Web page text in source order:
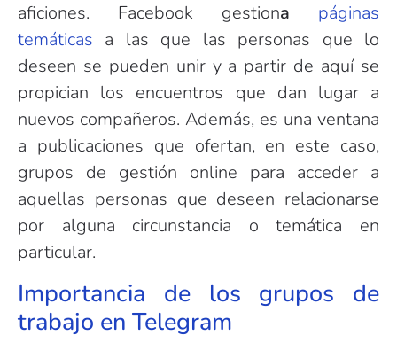
aficiones. Facebook gestiona
páginas
temáticas a las que las personas que lo
deseen se pueden unir y a partir de aquí se
propician los encuentros que dan lugar a
nuevos compañeros. Además, es una ventana
a publicaciones que ofertan, en este caso,
grupos de gestión online para acceder a
aquellas personas que deseen relacionarse
por alguna circunstancia o temática en
particular.
Importancia de los grupos de
trabajo en Telegram